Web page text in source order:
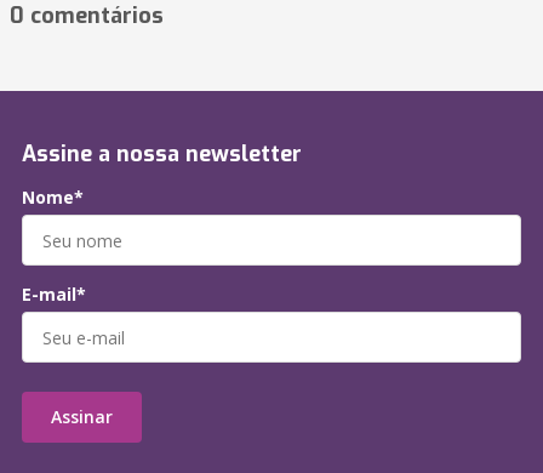
0 comentários
Assine a nossa newsletter
Nome*
E-mail*
Assinar